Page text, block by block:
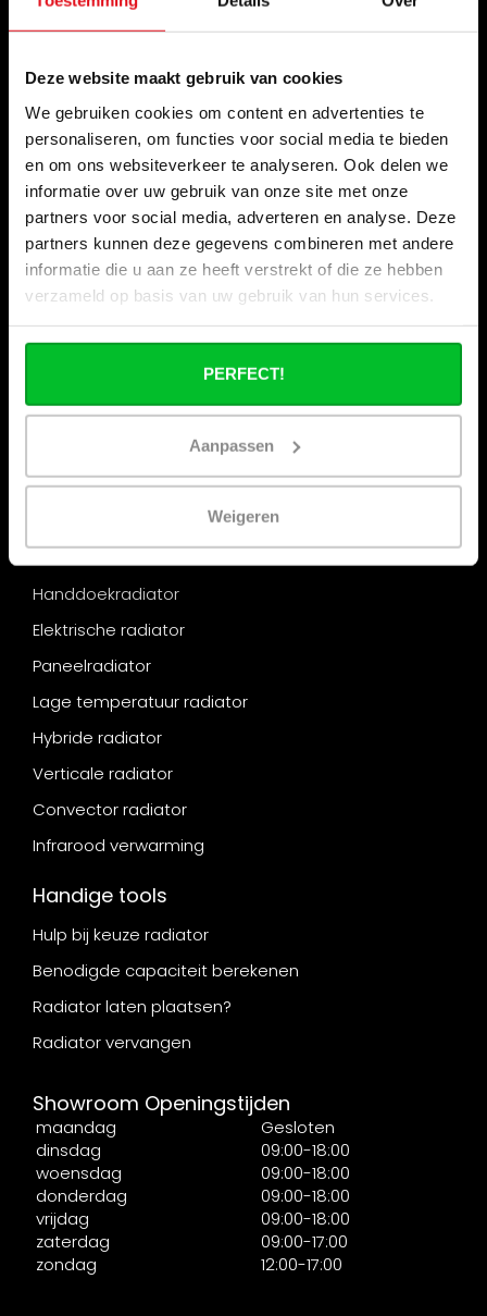
Deze website maakt gebruik van cookies
We gebruiken cookies om content en advertenties te
personaliseren, om functies voor social media te bieden
en om ons websiteverkeer te analyseren. Ook delen we
informatie over uw gebruik van onze site met onze
partners voor social media, adverteren en analyse. Deze
partners kunnen deze gegevens combineren met andere
informatie die u aan ze heeft verstrekt of die ze hebben
verzameld op basis van uw gebruik van hun services.
PERFECT!
Aanpassen
Weigeren
Wie zijn wij ?
Zakelijk bestellen
Verzenden & retourneren
Betaalmogelijkheden
Veelgestelde vragen
Contact
Onze beurzen
Stapelkorting bij Radiator-Outlet.nl
“Nu uit: het magazine waar de branche op heeft
Radiator
Handdoekradiator
Elektrische radiator
Paneelradiator
Lage temperatuur radiator
Hybride radiator
Verticale radiator
Convector radiator
Infrarood verwarming
Handige tools
Hulp bij keuze radiator
Benodigde capaciteit berekenen
Radiator laten plaatsen?
Radiator vervangen
Showroom Openingstijden
maandag
Gesloten
dinsdag
09:00-18:00
woensdag
09:00-18:00
donderdag
09:00-18:00
vrijdag
09:00-18:00
zaterdag
09:00-17:00
zondag
12:00-17:00